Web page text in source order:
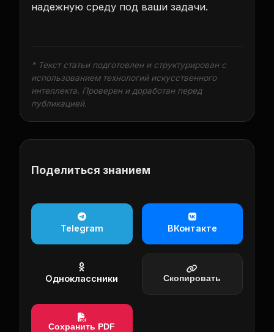
надежную среду под ваши задачи.
* Текст статьи подготовлен и структурирован с
использованием технологий искусственного
интеллекта. Проверен и доработан перед
публикацией.
Поделиться знанием
Telegram ВКонтакте
Одноклассники Скопировать
Сохранить PDF